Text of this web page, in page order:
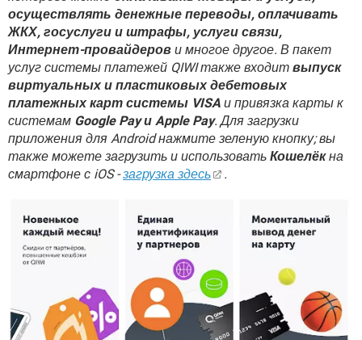
ВИДЕО
YANDEX
осуществлять денежные переводы, оплачивать
ЖКХ, госуслуги и штрафы, услуги связи,
Интернет-провайдеров и многое другое. В пакет
услуг системы платежей QIWI также входит выпуск
виртуальных и пластиковых дебетовых
платежных карт системы VISA и привязка карты к
системам Google Pay и Apple Pay. Для загрузки
приложения для Android нажмите зеленую кнопку; вы
также можете загрузить и использовать Кошелёкна
смартфоне с iOS -загрузка здесь .